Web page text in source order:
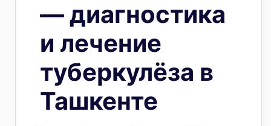
— диагностика
и лечение
туберкулёза в
Ташкенте